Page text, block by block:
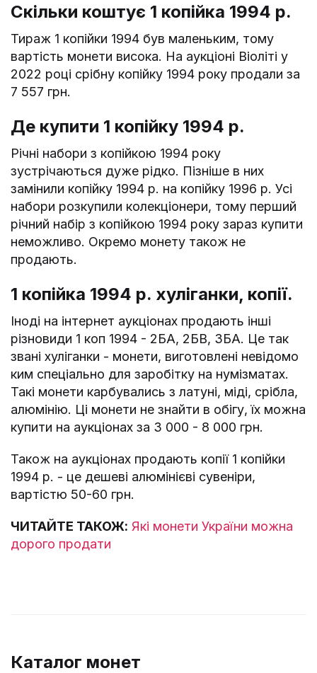
Скільки коштує 1 копійка 1994 р.
Тираж 1 копійки 1994 був маленьким, тому
вартість монети висока. На аукціоні Віоліті у
2022 році срібну копійку 1994 року продали за
7 557 грн.
Де купити 1 копійку 1994 р.
Річні набори з копійкою 1994 року
зустрічаються дуже рідко. Пізніше в них
замінили копійку 1994 р. на копійку 1996 р. Усі
набори розкупили колекціонери, тому перший
річний набір з копійкою 1994 року зараз купити
неможливо. Окремо монету також не
продають.
1 копійка 1994 р. хуліганки, копії.
Іноді на інтернет аукціонах продають інші
різновиди 1 коп 1994 - 2БА, 2БВ, 3БА. Це так
звані хуліганки - монети, виготовлені невідомо
ким спеціально для заробітку на нумізматах.
Такі монети карбувались з латуні, міді, срібла,
алюмінію. Ці монети не знайти в обігу, їх можна
купити на аукціонах за 3 000 - 8 000 грн.
Також на аукціонах продають копії 1 копійки
1994 р. - це дешеві алюмінієві сувеніри,
вартістю 50-60 грн.
ЧИТАЙТЕ ТАКОЖ: Які монети України можна
дорого продати
Каталог монет